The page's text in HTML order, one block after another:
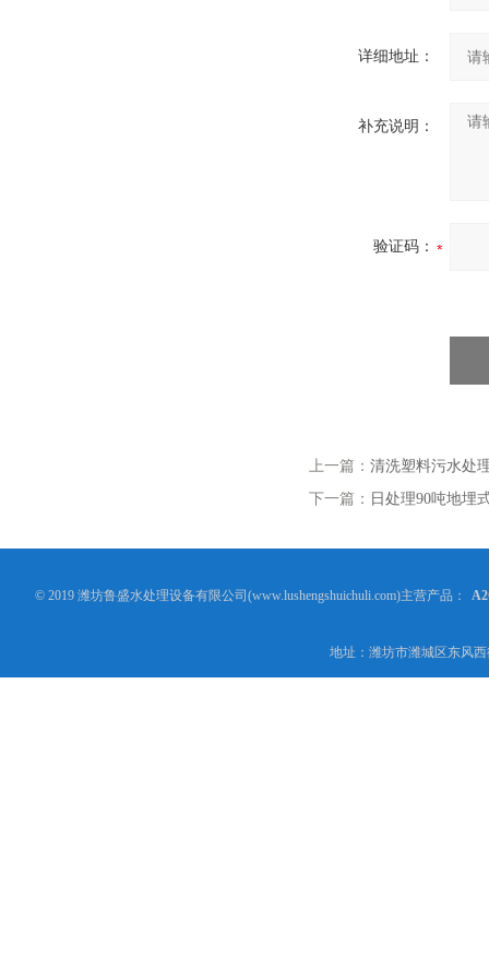
详细地址：
补充说明：
验证码：
上一篇： 清洗塑料污水处
下一篇： 日处理90吨地埋
© 2019 潍坊鲁盛水处理设备有限公司(www.lushengshuichuli.com)主营产品：
地址：潍坊市潍城区东风